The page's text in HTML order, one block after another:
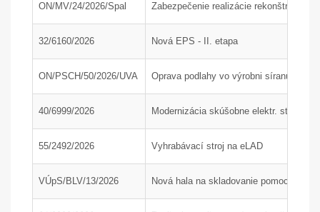
ON/MV/24/2026/Spal Zabezpečenie realizácie rekonštrukcie
32/6160/2026 Nová EPS - II. etapa
ON/PSCH/50/2026/UVA Oprava podlahy vo výrobni síranu
40/6999/2026 Modernizácia skúšobne elektr. strojov
55/2492/2026 Vyhrabávací stroj na eLAD
VÚpS/BLV/13/2026 Nová hala na skladovanie pomocného